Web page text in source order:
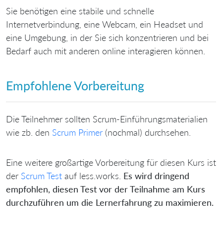
Sie benötigen eine stabile und schnelle
Internetverbindung, eine Webcam, ein Headset und
eine Umgebung, in der Sie sich konzentrieren und bei
Bedarf auch mit anderen online interagieren können.
Empfohlene Vorbereitung
Die Teilnehmer sollten Scrum-Einführungsmaterialien
wie zb. den Scrum Primer (nochmal) durchsehen.
Eine weitere großartige Vorbereitung für diesen Kurs ist
der Scrum Test auf less.works. Es wird dringend
empfohlen, diesen Test vor der Teilnahme am Kurs
durchzuführen um die Lernerfahrung zu maximieren.